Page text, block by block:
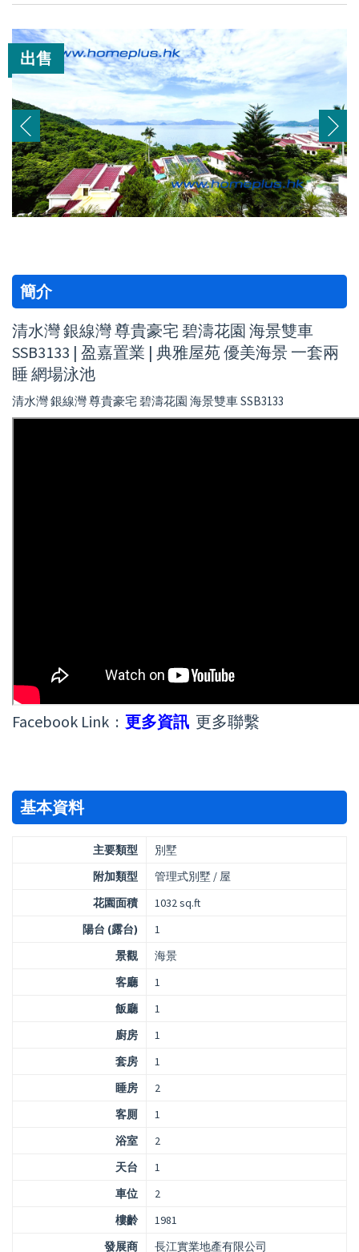
出售
簡介
清水灣 銀線灣 尊貴豪宅 碧濤花園 海景雙車
SSB3133 | 盈嘉置業 | 典雅屋苑 優美海景 一套兩
睡 網場泳池
清水灣 銀線灣 尊貴豪宅 碧濤花園 海景雙車 SSB3133
Facebook Link : 更多資訊 更多聯繫
基本資料
主要類型
別墅
附加類型
管理式別墅 / 屋
花園面積
1032 sq.ft
陽台 (露台)
1
景觀
海景
客廳
1
飯廳
1
廚房
1
套房
1
睡房
2
客厠
1
浴室
2
天台
1
車位
2
樓齡
1981
發展商
長江實業地產有限公司